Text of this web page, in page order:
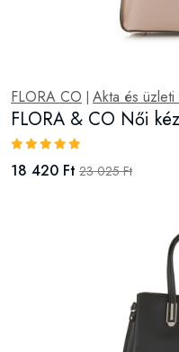
FLORA CO |Akta és üzleti
FLORA & CO Női